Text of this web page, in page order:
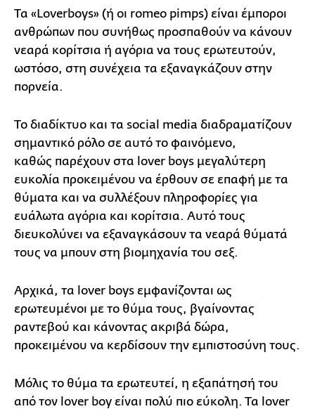
Τα «Loverboys» (ή οι romeo pimps) είναι έμποροι
ανθρώπων που συνήθως προσπαθούν να κάνουν
νεαρά κορίτσια ή αγόρια να τους ερωτευτούν,
ωστόσο, στη συνέχεια τα εξαναγκάζουν στην
πορνεία.
Το διαδίκτυο και τα social media διαδραματίζουν
σημαντικό ρόλο σε αυτό το φαινόμενο,
καθώς παρέχουν στα lover boys μεγαλύτερη
ευκολία προκειμένου να έρθουν σε επαφή με τα
θύματα και να συλλέξουν πληροφορίες για
ευάλωτα αγόρια και κορίτσια. Αυτό τους
διευκολύνει να εξαναγκάσουν τα νεαρά θύματά
τους να μπουν στη βιομηχανία του σεξ.
Αρχικά, τα lover boys εμφανίζονται ως
ερωτευμένοι με το θύμα τους, βγαίνοντας
ραντεβού και κάνοντας ακριβά δώρα,
προκειμένου να κερδίσουν την εμπιστοσύνη τους.
Μόλις το θύμα τα ερωτευτεί, η εξαπάτησή του
από τον lover boy είναι πολύ πιο εύκολη. Τα lover